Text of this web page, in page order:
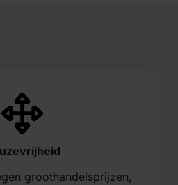
groothandelsprijzen,